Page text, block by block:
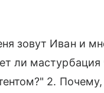
зовут Иван и
ли мастурбация
2.